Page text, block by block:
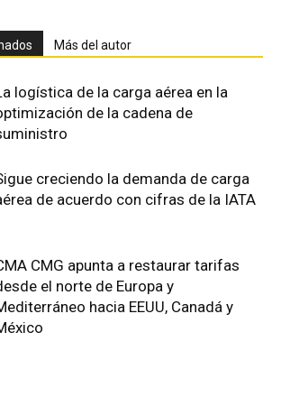
Más del autor
logística de la carga aérea en la
de la cadena de
creciendo la demanda de carga
de acuerdo con cifras de la IATA
CMG apunta a restaurar tarifas
el norte de Europa y
hacia EEUU, Canadá y